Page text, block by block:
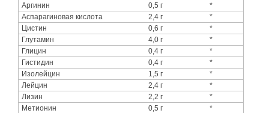
Аргинин
0,5 г
*
Аспарагиновая кислота
2,4 г
*
Цистин
0,6 г
*
Глутамин
4,0 г
*
Глицин
0,4 г
*
Гистидин
0,4 г
*
Изолейцин
1,5 г
*
Лейцин
2,4 г
*
Лизин
2,2 г
*
Метионин
0,5 г
*